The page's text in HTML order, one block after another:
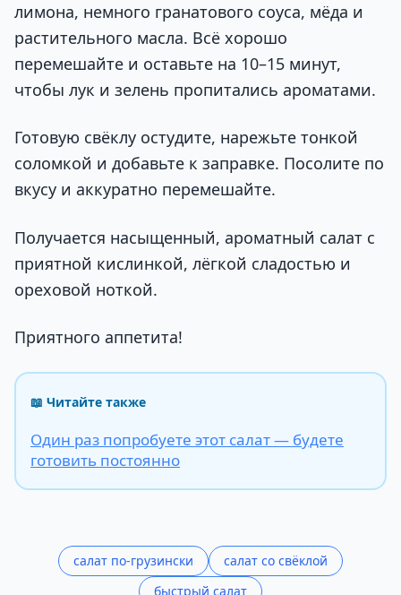
лимона, немного гранатового соуса, мёда и
растительного масла. Всё хорошо
перемешайте и оставьте на 10–15 минут,
чтобы лук и зелень пропитались ароматами.
Готовую свёклу остудите, нарежьте тонкой
соломкой и добавьте к заправке. Посолите по
вкусу и аккуратно перемешайте.
Получается насыщенный, ароматный салат с
приятной кислинкой, лёгкой сладостью и
ореховой ноткой.
Приятного аппетита!
📖 Читайте также
Один раз попробуете этот салат — будете
готовить постоянно
салат по-грузински
салат со свёклой
быстрый салат